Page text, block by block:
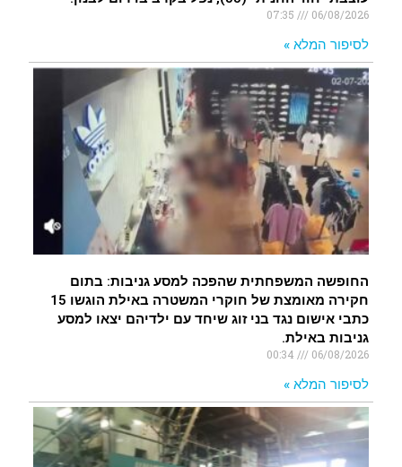
06/08/2026
לסיפור המלא »
החופשה המשפחתית שהפכה למסע גניבות: בתום
חקירה מאומצת של חוקרי המשטרה באילת הוגשו 15
כתבי אישום נגד בני זוג שיחד עם ילדיהם יצאו למסע
גניבות באילת.
06/08/2026
לסיפור המלא »